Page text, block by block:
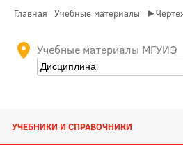
Главная Учебные материалы
Учебные материалы МГУИЭ
УЧЕБНИКИ И СПРАВОЧНИКИ